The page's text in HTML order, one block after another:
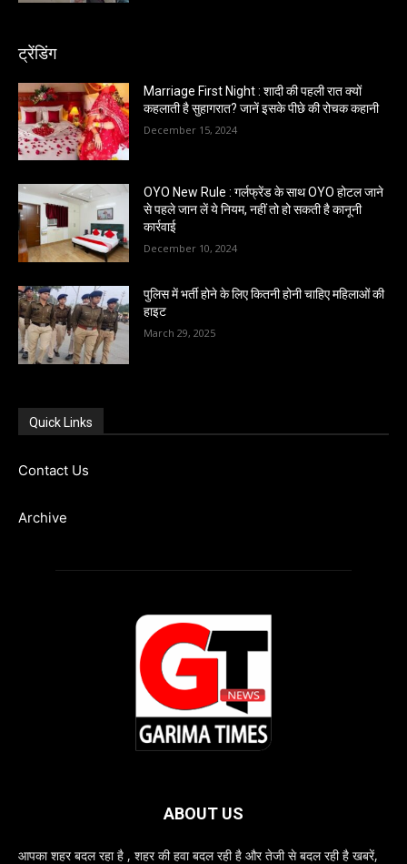
ट्रेंडिंग
Marriage First Night : शादी की पहली रात क्यों
कहलाती है सुहागरात? जानें इसके पीछे की रोचक कहानी
December 15, 2024
OYO New Rule : गर्लफ्रेंड के साथ OYO होटल जाने
से पहले जान लें ये नियम, नहीं तो हो सकती है कानूनी
कार्रवाई
December 10, 2024
पुलिस में भर्ती होने के लिए कितनी होनी चाहिए महिलाओं की
हाइट
March 29, 2025
Quick Links
Contact Us
Archive
ABOUT US
आपका शहर बदल रहा है , शहर की हवा बदल रही है और तेजी से बदल रही है खबरें,